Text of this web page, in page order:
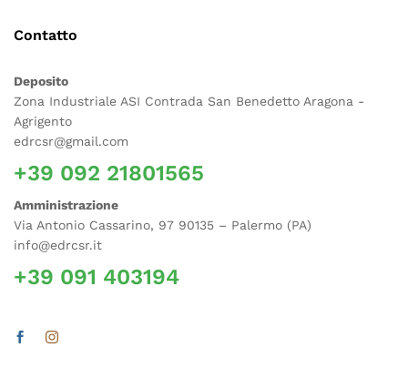
Contatto
Deposito
Zona Industriale ASI Contrada San Benedetto Aragona -
Agrigento
edrcsr@gmail.com
+39 092 21801565
Amministrazione
Via Antonio Cassarino, 97 90135 – Palermo (PA)
info@edrcsr.it
+39 091 403194